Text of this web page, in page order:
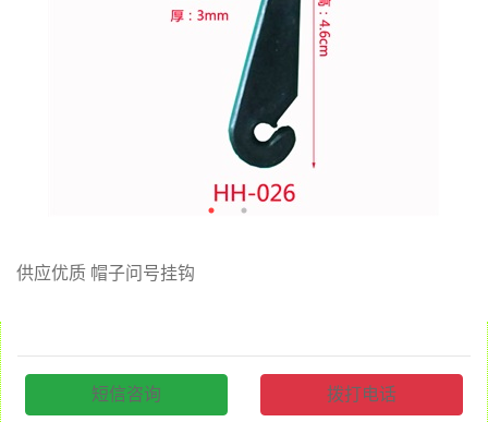
供应优质 帽子问号挂钩
短信咨询 拨打电话